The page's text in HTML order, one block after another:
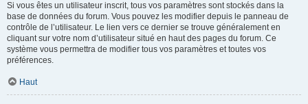
Si vous êtes un utilisateur inscrit, tous vos paramètres sont stockés dans la
base de données du forum. Vous pouvez les modifier depuis le panneau de
contrôle de l’utilisateur. Le lien vers ce dernier se trouve généralement en
cliquant sur votre nom d’utilisateur situé en haut des pages du forum. Ce
système vous permettra de modifier tous vos paramètres et toutes vos
préférences.
Haut